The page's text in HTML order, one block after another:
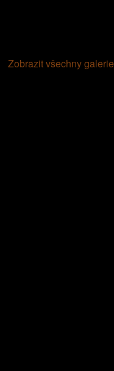
Zobrazit všechny galerie